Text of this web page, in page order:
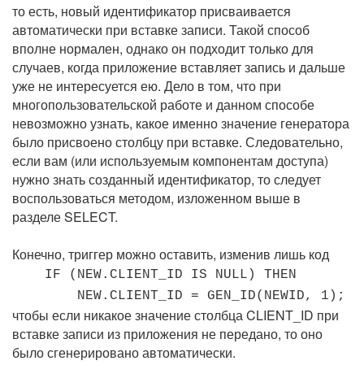
то есть, новый идентификатор присваивается
автоматически при вставке записи. Такой способ
вполне нормален, однако он подходит только для
случаев, когда приложение вставляет запись и дальше
уже не интересуется ею. Дело в том, что при
многопользовательской работе и данном способе
невозможно узнать, какое именно значение генератора
было присвоено столбцу при вставке. Следовательно,
если вам (или используемым компонентам доступа)
нужно знать созданный идентификатор, то следует
воспользоваться методом, изложенном выше в
разделе SELECT.
Конечно, триггер можно оставить, изменив лишь код
IF (NEW.CLIENT_ID IS NULL) THEN
NEW.CLIENT_ID = GEN_ID(NEWID, 1);
чтобы если никакое значение столбца CLIENT_ID при
вставке записи из приложения не передано, то оно
было сгенерировано автоматически.